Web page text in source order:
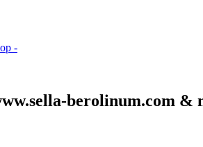
-
berolinum.com &